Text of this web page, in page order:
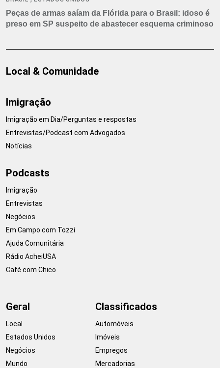
Peças de armas saíam da Flórida para o Brasil: idoso é
preso em SP suspeito de abastecer esquema criminoso
Local & Comunidade
Imigração
Imigração em Dia/Perguntas e respostas
Entrevistas/Podcast com Advogados
Notícias
Podcasts
Imigração
Entrevistas
Negócios
Em Campo com Tozzi
Ajuda Comunitária
Rádio AcheiUSA
Café com Chico
Geral
Local
Estados Unidos
Negócios
Mundo
Classificados
Automóveis
Imóveis
Empregos
Mercadorias